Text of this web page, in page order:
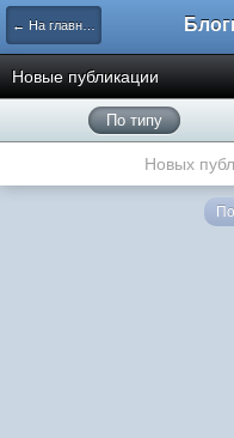
← На главную
Новые публикации
По типу
Новых